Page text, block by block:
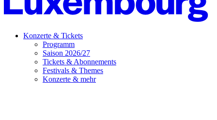
Konzerte & Tickets
Programm
Saison 2026/27
Tickets & Abonnements
Festivals & Themes
Konzerte & mehr